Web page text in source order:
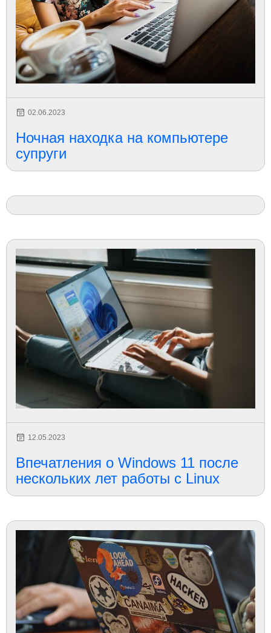
02.06.2023
Ночная находка на компьютере
супруги
12.05.2023
Впечатления о Windows 11 после
нескольких лет работы с Linux